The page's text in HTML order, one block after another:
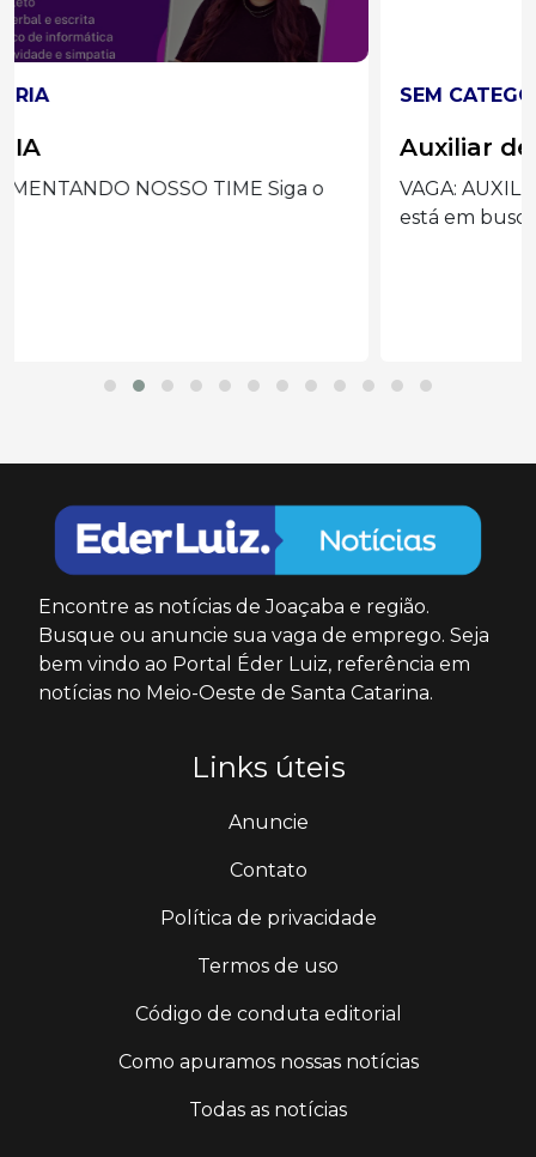
SEM CATEGORIA
Auxiliar de Limpeza
VAGA: AUXILIAR DE LIMPEZA A Igreja/Paróquia
Encontre as notícias de Joaçaba e região.
Busque ou anuncie sua vaga de emprego. Seja
bem vindo ao Portal Éder Luiz, referência em
notícias no Meio-Oeste de Santa Catarina.
Links úteis
Anuncie
Contato
Política de privacidade
Termos de uso
Código de conduta editorial
Como apuramos nossas notícias
Todas as notícias